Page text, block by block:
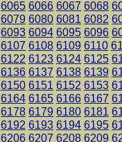
6065 6066 6067 6068
6079 6080 6081 6082
6093 6094 6095 6096
6107 6108 6109 6110
6122 6123 6124 6125
6136 6137 6138 6139
6150 6151 6152 6153
6164 6165 6166 6167
6178 6179 6180 6181
6192 6193 6194 6195
6206 6207 6208 6209